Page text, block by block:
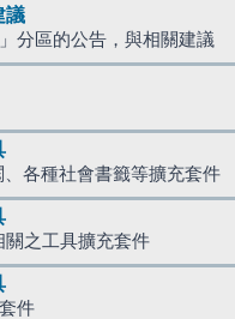
議
分區的公告，與相關建議
各種社會書籤等擴充套件
關之工具擴充套件
件